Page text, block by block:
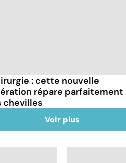
: cette nouvelle
répare parfaitement
chevilles
Voir plus